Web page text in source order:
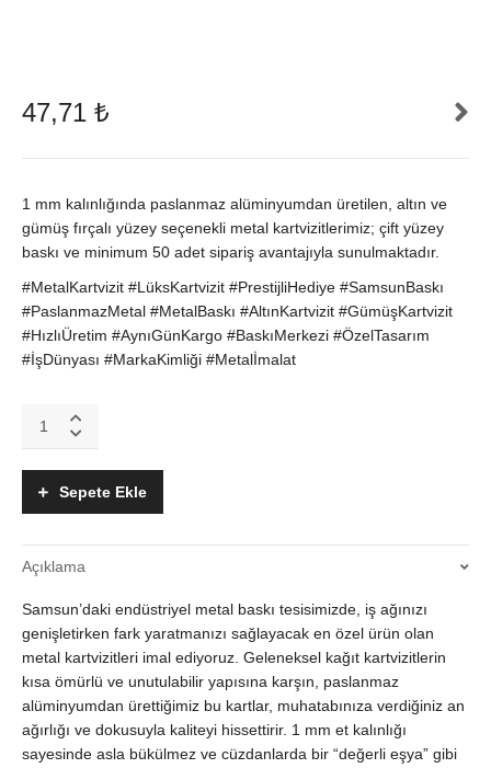
47,71 ₺
1 mm kalınlığında paslanmaz alüminyumdan üretilen, altın ve
gümüş fırçalı yüzey seçenekli metal kartvizitlerimiz; çift yüzey
baskı ve minimum 50 adet sipariş avantajıyla sunulmaktadır.
#MetalKartvizit #LüksKartvizit #PrestijliHediye #SamsunBaskı
#PaslanmazMetal #MetalBaskı #AltınKartvizit #GümüşKartvizit
#HızlıÜretim #AynıGünKargo #BaskıMerkezi #ÖzelTasarım
#İşDünyası #MarkaKimliği #Metalİmalat
Metal
1mm
Alüminyum
|
Yüzey
Baskı
quantity
Sepete Ekle
Açıklama
Samsun’daki endüstriyel metal baskı tesisimizde, iş ağınızı
genişletirken fark yaratmanızı sağlayacak en özel ürün olan
metal kartvizitleri imal ediyoruz. Geleneksel kağıt kartvizitlerin
kısa ömürlü ve unutulabilir yapısına karşın, paslanmaz
alüminyumdan ürettiğimiz bu kartlar, muhatabınıza verdiğiniz an
ağırlığı ve dokusuyla kaliteyi hissettirir. 1 mm et kalınlığı
sayesinde asla bükülmez ve cüzdanlarda bir “değerli eşya” gibi